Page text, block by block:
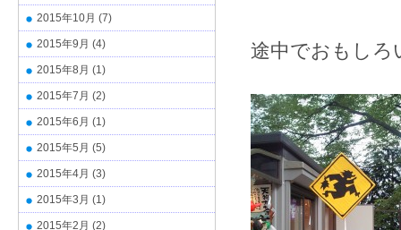
途中でおもしろ
2015年10月 (7)
2015年9月 (4)
2015年8月 (1)
2015年7月 (2)
2015年6月 (1)
2015年5月 (5)
2015年4月 (3)
2015年3月 (1)
2015年2月 (2)